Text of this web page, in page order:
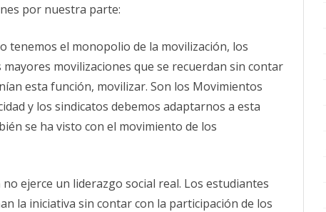
por nuestra parte:
tenemos el monopolio de la movilización, los
movilizaciones que se recuerdan sin contar
esta función, movilizar. Son los Movimientos
y los sindicatos debemos adaptarnos a esta
se ha visto con el movimiento de los
ejerce un liderazgo social real. Los estudiantes
la iniciativa sin contar con la participación de los